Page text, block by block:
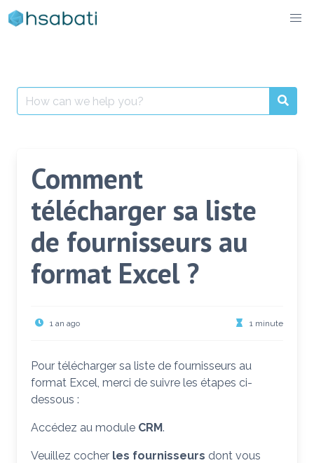
Skip
to
Search
for:
Comment
télécharger sa liste
de fournisseurs au
format Excel ?
1 an ago 1 minute
Pour télécharger sa liste de fournisseurs au
format Excel, merci de suivre les étapes ci-
dessous :
Accédez au module CRM.
Veuillez cocher les fournisseurs dont vous